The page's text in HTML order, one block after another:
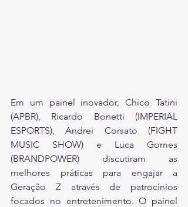
Em um painel inovador, Chico Tatini
(APBR), Ricardo Bonetti (IMPERIAL
ESPORTS), Andrei Corsato (FIGHT
MUSIC SHOW) e Luca Gomes
(BRANDPOWER) discutiram as
melhores práticas para engajar a
Geração Z através de patrocínios
focados no entretenimento. O painel